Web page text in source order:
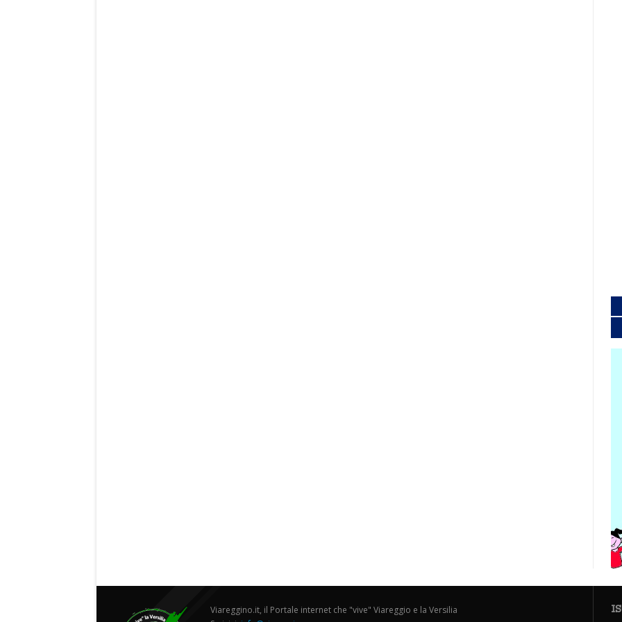
Viareggino.it, il Portale internet che "vive" Viareggio e la Versilia